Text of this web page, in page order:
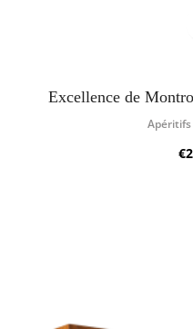
Excellence de